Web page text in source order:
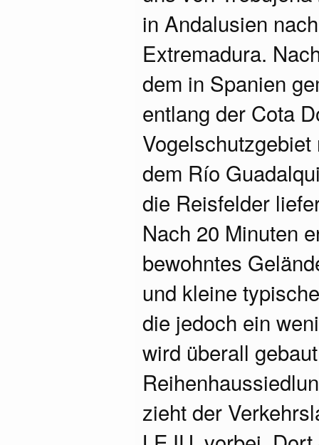
in Andalusien
Extremadura.
dem in Spanien
entlang der Cota
dem Río
die Reisfelder
Nach 20 Minuten
bewohntes
und kleine
die jedoch ein
wird überall
zieht der